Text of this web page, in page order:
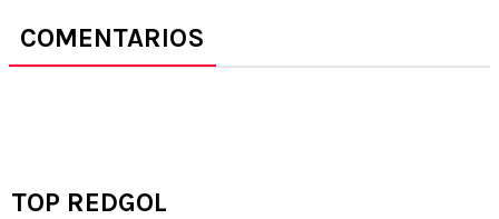
COMENTARIOS
TOP REDGOL